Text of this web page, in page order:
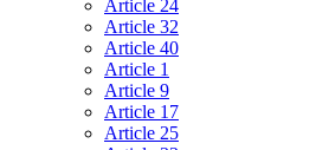
Article 24
Article 32
Article 40
Article 1
Article 9
Article 17
Article 25